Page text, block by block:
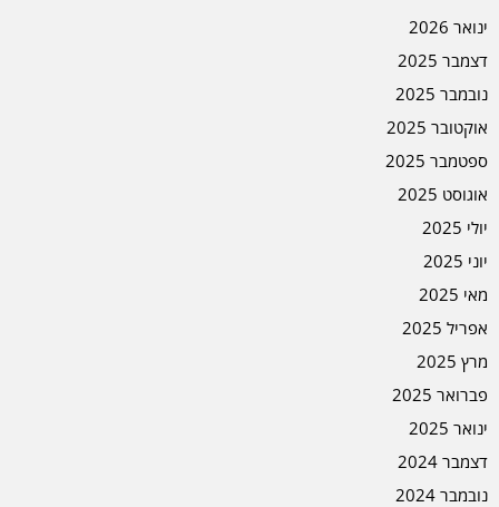
ינואר 2026
דצמבר 2025
נובמבר 2025
אוקטובר 2025
ספטמבר 2025
אוגוסט 2025
יולי 2025
יוני 2025
מאי 2025
אפריל 2025
מרץ 2025
פברואר 2025
ינואר 2025
דצמבר 2024
נובמבר 2024